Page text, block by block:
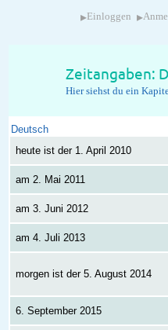
▸ Einloggen ▸
Zeitangaben:
Hier siehst du ein
Deutsch
heute ist der 1. April 2010
am 2. Mai 2011
am 3. Juni 2012
am 4. Juli 2013
morgen ist der 5. August 2014
6. September 2015